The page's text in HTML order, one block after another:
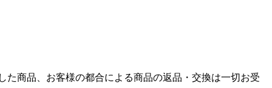
商品、お客様の都合による商品の返品・交換は一切お受